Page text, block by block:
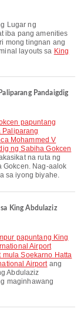
iba pang amenities
mong tingnan ang
layouts sa King
Pandaigdig
papuntang
Paliparang
Mohammed V
ng Sabiha Gokcen
na ruta ng
Gokcen. Nag-aalok
sa iyong biyahe.
King Abdulaziz
papuntang King
Airport
mula Soekarno Hatta
Airportang
Abdulaziz
maginhawang